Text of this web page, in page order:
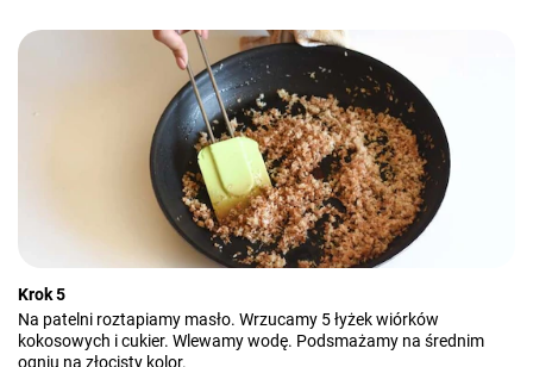
Krok 5
Na patelni roztapiamy masło. Wrzucamy 5 łyżek wiórków
kokosowych i cukier. Wlewamy wodę. Podsmażamy na średnim
ogniu na złocisty kolor.